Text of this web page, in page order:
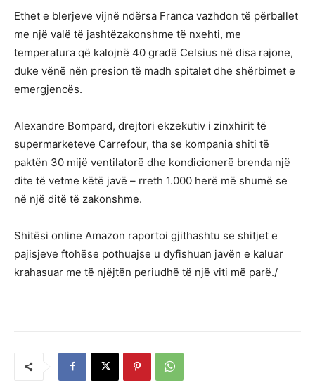
Ethet e blerjeve vijnë ndërsa Franca vazhdon të përballet
me një valë të jashtëzakonshme të nxehti, me
temperatura që kalojnë 40 gradë Celsius në disa rajone,
duke vënë nën presion të madh spitalet dhe shërbimet e
emergjencës.
Alexandre Bompard, drejtori ekzekutiv i zinxhirit të
supermarketeve Carrefour, tha se kompania shiti të
paktën 30 mijë ventilatorë dhe kondicionerë brenda një
dite të vetme këtë javë – rreth 1.000 herë më shumë se
në një ditë të zakonshme.
Shitësi online Amazon raportoi gjithashtu se shitjet e
pajisjeve ftohëse pothuajse u dyfishuan javën e kaluar
krahasuar me të njëjtën periudhë të një viti më parë./